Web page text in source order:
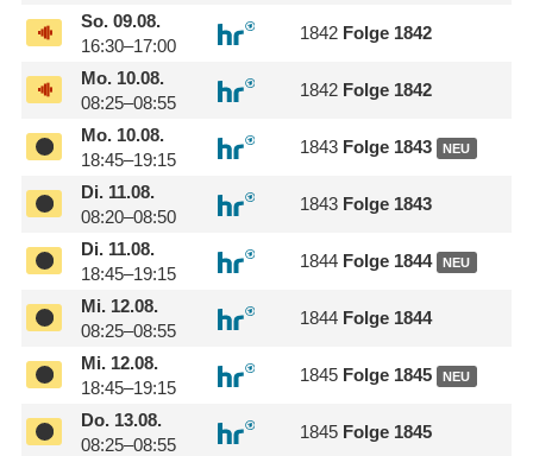
So.09.08.
16:30–17:00
1842 Folge 1842
Mo.10.08.
08:25–08:55
1842 Folge 1842
Mo.10.08.
18:45–19:15
1843 Folge 1843 NEU
Di.11.08.
08:20–08:50
1843 Folge 1843
Di.11.08.
18:45–19:15
1844 Folge 1844 NEU
Mi.12.08.
08:25–08:55
1844 Folge 1844
Mi.12.08.
18:45–19:15
1845 Folge 1845 NEU
Do.13.08.
08:25–08:55
1845 Folge 1845